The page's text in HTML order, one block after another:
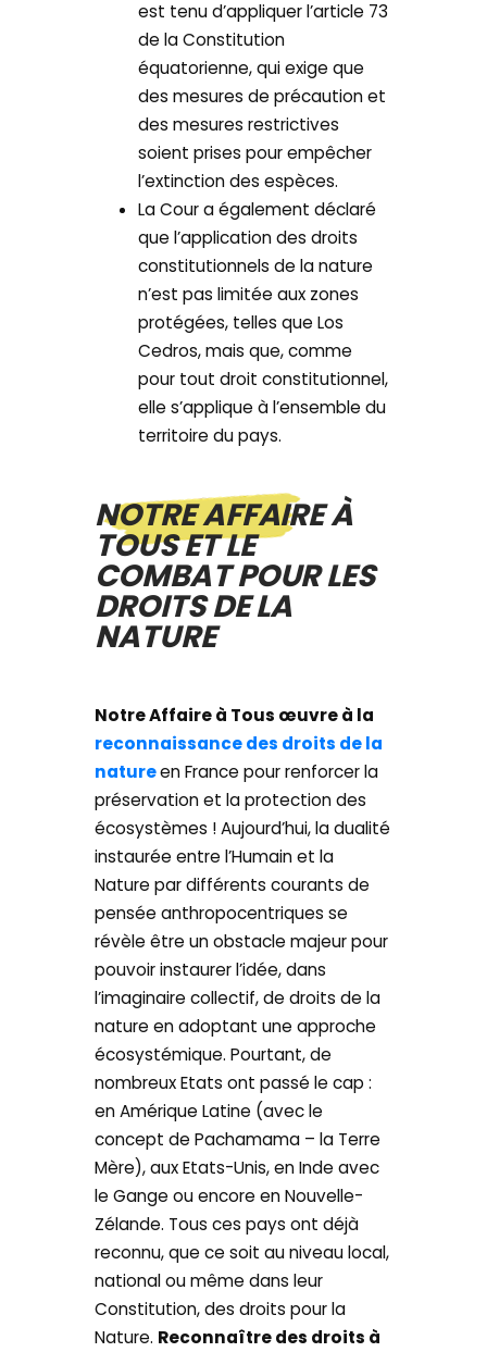
est tenu d’appliquer l’article 73
de la Constitution
équatorienne, qui exige que
des mesures de précaution et
des mesures restrictives
soient prises pour empêcher
l’extinction des espèces.
La Cour a également déclaré
que l’application des droits
constitutionnels de la nature
n’est pas limitée aux zones
protégées, telles que Los
Cedros, mais que, comme
pour tout droit constitutionnel,
elle s’applique à l’ensemble du
territoire du pays.
NOTRE AFFAIRE À
TOUS ET LE
COMBAT POUR LES
DROITS DE LA
NATURE
Notre Affaire à Tous œuvre à la
reconnaissance des droits de la
natureen France pour renforcer la
préservation et la protection des
écosystèmes ! Aujourd’hui, la dualité
instaurée entre l’Humain et la
Nature par différents courants de
pensée anthropocentriques se
révèle être un obstacle majeur pour
pouvoir instaurer l’idée, dans
l’imaginaire collectif, de droits de la
nature en adoptant une approche
écosystémique. Pourtant, de
nombreux Etats ont passé le cap :
en Amérique Latine (avec le
concept de Pachamama – la Terre
Mère), aux Etats-Unis, en Inde avec
le Gange ou encore en Nouvelle-
Zélande. Tous ces pays ont déjà
reconnu, que ce soit au niveau local,
national ou même dans leur
Constitution, des droits pour la
Nature. Reconnaître des droits à